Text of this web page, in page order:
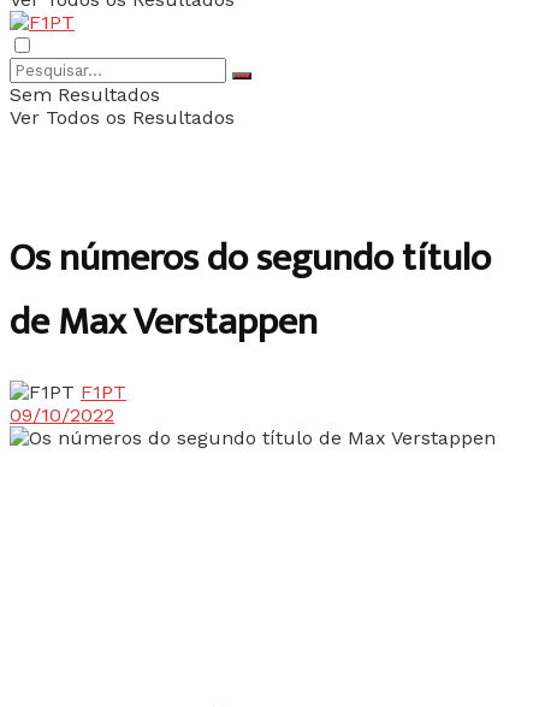
Sem Resultados
Ver Todos os Resultados
Os números do segundo título
de Max Verstappen
F1PT
09/10/2022